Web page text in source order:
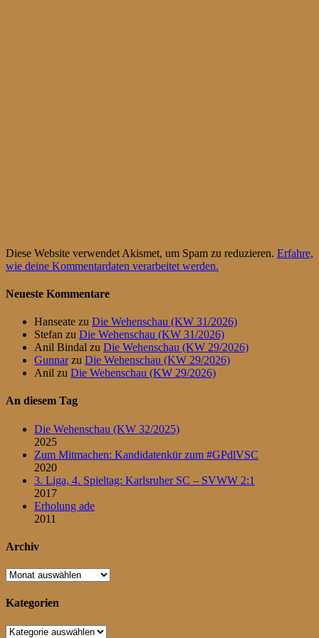
Diese Website verwendet Akismet, um Spam zu reduzieren. Erfahre,
wie deine Kommentardaten verarbeitet werden.
Neueste Kommentare
Hanseate zu Die Wehenschau (KW 31/2026)
Stefan zu Die Wehenschau (KW 31/2026)
Anil Bindal zu Die Wehenschau (KW 29/2026)
Gunnarzu Die Wehenschau (KW 29/2026)
Anil zu Die Wehenschau (KW 29/2026)
An diesem Tag
Die Wehenschau (KW 32/2025)
2025
Zum Mitmachen: Kandidatenkür zum #GPdlVSC
2020
3. Liga, 4. Spieltag: Karlsruher SC – SVWW 2:1
2017
Erholung ade
2011
Archiv
Archiv
Kategorien
Kategorien